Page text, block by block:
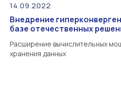
14.09.2022
Внедрение
базе отечественных
Расширение вычислительных
хранения данных